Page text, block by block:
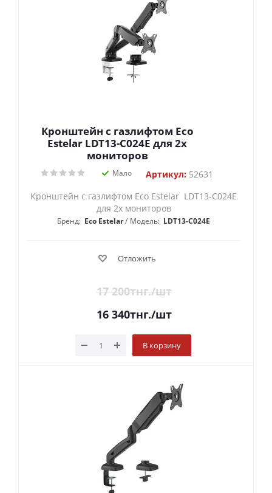
Кронштейн с газлифтом Eco
Estelar LDT13-C024E для 2х
мониторов
Мало Артикул:52631
Кронштейн с газлифтом Eco Estelar LDT13-C024E
для 2х мониторов
Бренд: Eco Estelar Модель: LDT13-C024E
Отложить
17 200тнг./шт
16 340тнг./шт
В корзину